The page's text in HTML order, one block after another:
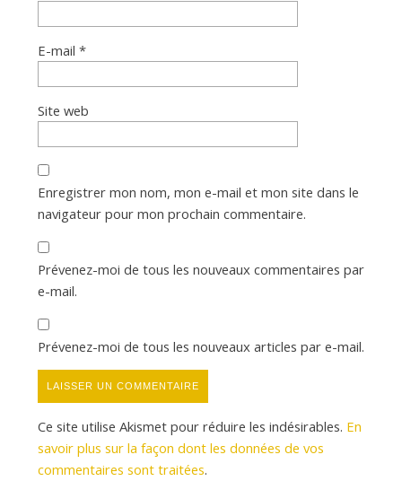
E-mail *
Site web
Enregistrer mon nom, mon e-mail et mon site dans le
navigateur pour mon prochain commentaire.
Prévenez-moi de tous les nouveaux commentaires par
e-mail.
Prévenez-moi de tous les nouveaux articles par e-mail.
Ce site utilise Akismet pour réduire les indésirables. En
savoir plus sur la façon dont les données de vos
commentaires sont traitées.